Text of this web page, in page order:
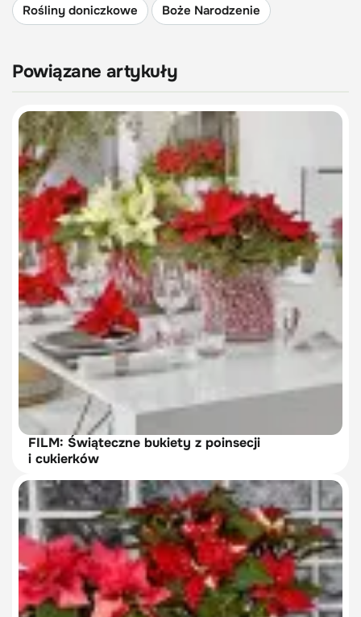
Rośliny doniczkowe
Boże Narodzenie
Powiązane artykuły
FILM: Świąteczne bukiety z poinsecji
i cukierków